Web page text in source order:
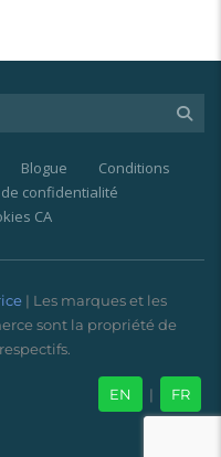
Blogue
Conditions
confidentialité
CA
| Les marques et les
sont la propriété de
EN | FR